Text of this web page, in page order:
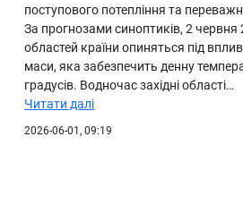
поступового потепління та
За прогнозами синоптиків, 2 червня
областей країни опиняться під
маси, яка забезпечить денну
градусів. Водночас західні області…
Читати далі
2026-06-01, 09:19